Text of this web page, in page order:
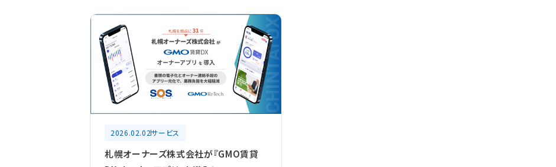
2026.02.02サービス
札幌オーナーズ株式会社が『GMO賃貸